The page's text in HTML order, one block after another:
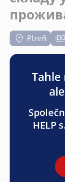
Plzeň
Tahle
HELP